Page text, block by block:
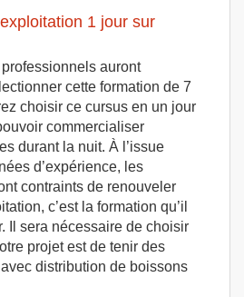
1 jour sur
auront
cette formation de 7
choisir ce cursus en un jour
commercialiser
durant la nuit. À l’issue
d’expérience, les
contraints de renouveler
c’est la formation qu’il
Il sera nécessaire de choisir
projet est de tenir des
distribution de boissons